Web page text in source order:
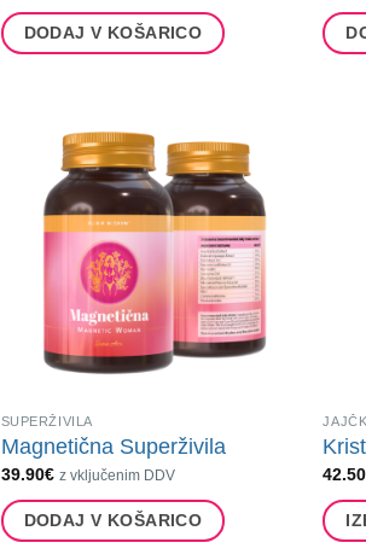
DODAJ V KOŠARICO
SUPERŽIVILA
Magnetična Superživila
39.90€ z vključenim DDV
DODAJ V KOŠARICO
42.50